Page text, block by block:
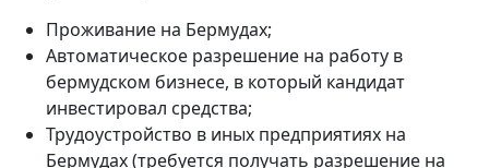
Проживание на Бермудах;
Автоматическое разрешение на работу в
бермудском бизнесе, в который кандидат
инвестировал средства;
Трудоустройство в иных предприятиях на
Бермудах (требуется получать разрешение на